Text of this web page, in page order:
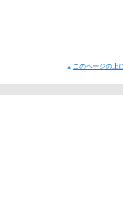
このページの上